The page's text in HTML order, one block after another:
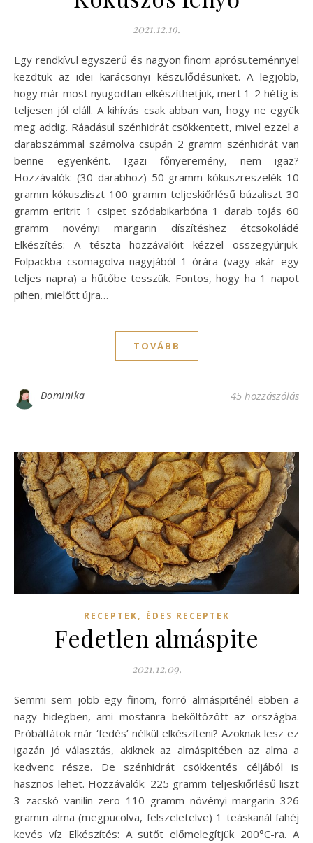
2021.12.19.
Egy rendkívül egyszerű és nagyon finom aprósüteménnyel
kezdtük az idei karácsonyi készülődésünket. A legjobb,
hogy már most nyugodtan elkészíthetjük, mert 1-2 hétig is
teljesen jól eláll. A kihívás csak abban van, hogy ne együk
meg addig. Ráadásul szénhidrát csökkentett, mivel ezzel a
darabszámmal számolva csupán 2 gramm szénhidrát van
benne egyenként. Igazi főnyeremény, nem igaz?
Hozzávalók: (30 darabhoz) 50 gramm kókuszreszelék 10
gramm kókuszliszt 100 gramm teljeskiőrlésű búzaliszt 30
gramm eritrit 1 csipet szódabikarbóna 1 darab tojás 60
gramm növényi margarin díszítéshez étcsokoládé
Elkészítés: A tészta hozzávalóit kézzel összegyúrjuk.
Folpackba csomagolva nagyjából 1 órára (vagy akár egy
teljes napra) a hűtőbe tesszük. Fontos, hogy ha 1 napot
pihen, mielőtt újra…
TOVÁBB
Dominika 45 hozzászólás
RECEPTEK, ÉDES RECEPTEK
Fedetlen almáspite
2021.12.09.
Semmi sem jobb egy finom, forró almáspiténél ebben a
nagy hidegben, ami mostanra beköltözött az országba.
Próbáltátok már ‘fedés’ nélkül elkészíteni? Azoknak lesz ez
igazán jó választás, akiknek az almáspitében az alma a
kedvenc része. De szénhidrát csökkentés céljából is
hasznos lehet. Hozzávalók: 225 gramm teljeskiőrlésű liszt
3 zacskó vanilin zero 110 gramm növényi margarin 326
gramm alma (megpucolva, felszeletelve) 1 teáskanál fahéj
kevés víz Elkészítés: A sütőt előmelegítjük 200°C-ra. A